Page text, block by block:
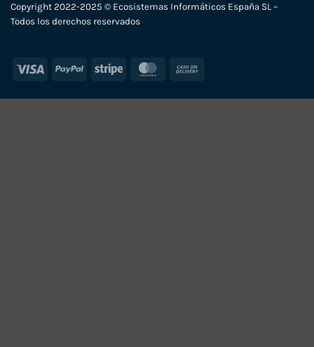
Copyright 2022-2025 © Ecosistemas Informáticos España SL –
Todos los derechos reservados
Visa PayPal Stripe MasterCard